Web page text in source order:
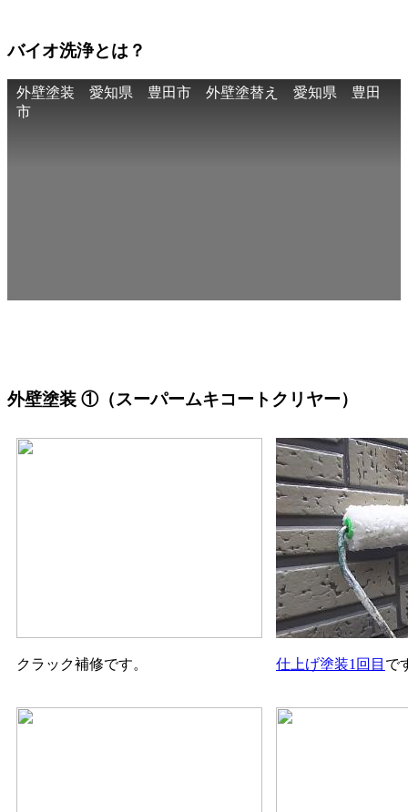
バイオ洗浄とは？
外壁塗装 愛知県 豊田市 外壁塗替え 愛知県 豊田
市
外壁塗装 ①（スーパームキコートクリヤー）
クラック補修です。 仕上げ塗装1回目 で